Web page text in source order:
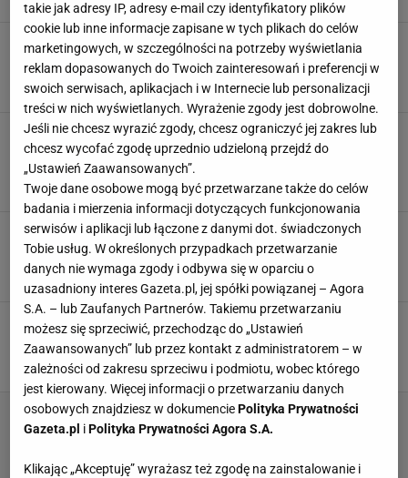
Mięciutkie kluchy z jesiennych skarbów. Każdy
kęs to przyjemność nie z tej ziemi
BATATY DYNIA KLUSKI
Lepsze niż zwykłe kopytka. Jeden składnik
zmienia wygląd i smak. Już nie wrócę do
klasyki
BATATY DANIA OBIADOWE KOPYTKA
Miękkie jak chmurka i zawsze się udają. Jeden
błąd sprawia, że kopytka wychodzą twarde
GOTOWANIE KOPYTKA KUCHNIA POLSKA
Nie dodawaj do kopytek tego składnika. Jeden
błąd i będą jak kamień
KOPYTKA PORADY
takie jak adresy IP, adresy e-mail czy identyfikatory plików
cookie lub inne informacje zapisane w tych plikach do celów
marketingowych, w szczególności na potrzeby wyświetlania
reklam dopasowanych do Twoich zainteresowań i preferencji w
swoich serwisach, aplikacjach i w Internecie lub personalizacji
treści w nich wyświetlanych. Wyrażenie zgody jest dobrowolne.
Jeśli nie chcesz wyrazić zgody, chcesz ograniczyć jej zakres lub
chcesz wycofać zgodę uprzednio udzieloną przejdź do
„Ustawień Zaawansowanych”.
Twoje dane osobowe mogą być przetwarzane także do celów
badania i mierzenia informacji dotyczących funkcjonowania
serwisów i aplikacji lub łączone z danymi dot. świadczonych
Tobie usług. W określonych przypadkach przetwarzanie
danych nie wymaga zgody i odbywa się w oparciu o
uzasadniony interes Gazeta.pl, jej spółki powiązanej – Agora
S.A. – lub Zaufanych Partnerów. Takiemu przetwarzaniu
możesz się sprzeciwić, przechodząc do „Ustawień
Zaawansowanych” lub przez kontakt z administratorem – w
zależności od zakresu sprzeciwu i podmiotu, wobec którego
jest kierowany. Więcej informacji o przetwarzaniu danych
osobowych znajdziesz w dokumenciePolityka Prywatności
Gazeta.pl iPolityka Prywatności Agora S.A.
Klikając „Akceptuję” wyrażasz też zgodę na zainstalowanie i